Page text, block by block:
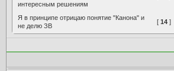
интересным решениям
Я в принципе отрицаю понятие "Канона" и
не делю ЗВ
[ 14]